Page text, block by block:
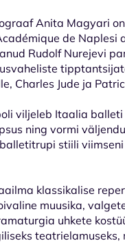
Anita Magyari
de
Rudolf Nurejevi
Charles Jude ja
viljeleb Itaalia
ning vormi
stiili
klassikalise
muusika,
uhkete